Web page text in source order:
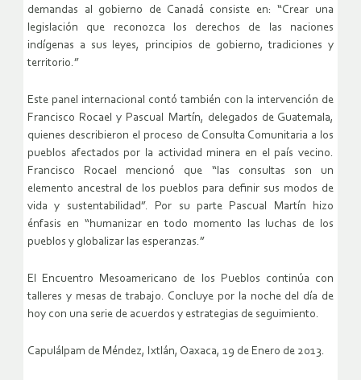
demandas al gobierno de Canadá consiste en: “Crear una
legislación que reconozca los derechos de las naciones
indígenas a sus leyes, principios de gobierno, tradiciones y
territorio.”
Este panel internacional contó también con la intervención de
Francisco Rocael y Pascual Martín, delegados de Guatemala,
quienes describieron el proceso de Consulta Comunitaria a los
pueblos afectados por la actividad minera en el país vecino.
Francisco Rocael mencionó que “las consultas son un
elemento ancestral de los pueblos para definir sus modos de
vida y sustentabilidad”. Por su parte Pascual Martín hizo
énfasis en “humanizar en todo momento las luchas de los
pueblos y globalizar las esperanzas.”
El Encuentro Mesoamericano de los Pueblos continúa con
talleres y mesas de trabajo. Concluye por la noche del día de
hoy con una serie de acuerdos y estrategias de seguimiento.
Capulálpam de Méndez, Ixtlán, Oaxaca, 19 de Enero de 2013.